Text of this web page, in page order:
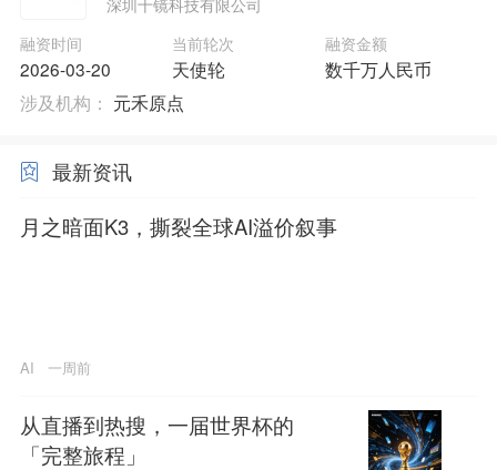
融资时间
2026-03-20
当前轮次
天使轮
融资金额
数千万人民币
涉及机构： 元禾原点
最新资讯
月之暗面K3，撕裂全球AI溢价叙事
AI 一周前
从直播到热搜，一届世界杯的
「完整旅程」